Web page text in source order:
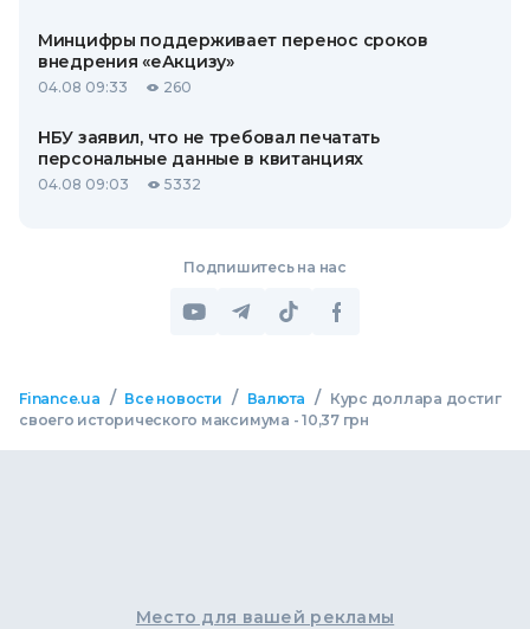
Минцифры поддерживает перенос сроков
внедрения «еАкцизу»
04.08 09:33 260
НБУ заявил, что не требовал печатать
персональные данные в квитанциях
04.08 09:03 5332
Подпишитесь на нас
Finance.ua / Все новости / Валюта /
Курс доллара достиг
своего исторического максимума - 10,37 грн
Место для вашей рекламы